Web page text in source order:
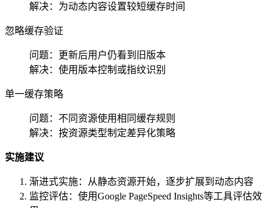
解决：为动态内容设置较短缓存时间
忽略缓存验证
问题：更新后用户仍看到旧版本
解决：使用版本控制或指纹识别
单一缓存策略
问题：不同资源使用相同缓存规则
解决：按资源类型制定差异化策略
实施建议
渐进式实施：从静态资源开始，逐步扩展到动态内容
监控评估：使用Google PageSpeed Insights等工具评估效